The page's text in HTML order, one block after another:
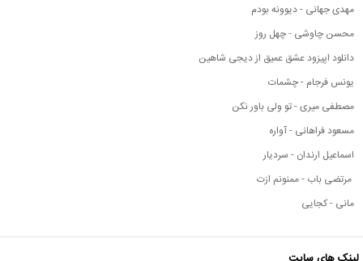
مهدی جهانی - دیوونه بودم
محسن چاوشی - چهل روز
دانلود اپیزود عشق عمیق از دیجی شاهین
یونس فرجام - چشمات
مصطفی میری - تو ولی باور نکن
مسعود فراهانی - آواره
اسماعیل ارندان - سردیار
مرتضی باب - ممنونم ازت
مانی - کجایی